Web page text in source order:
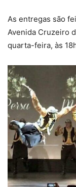
As entregas são
Avenida Cruzeiro
quarta-feira, às